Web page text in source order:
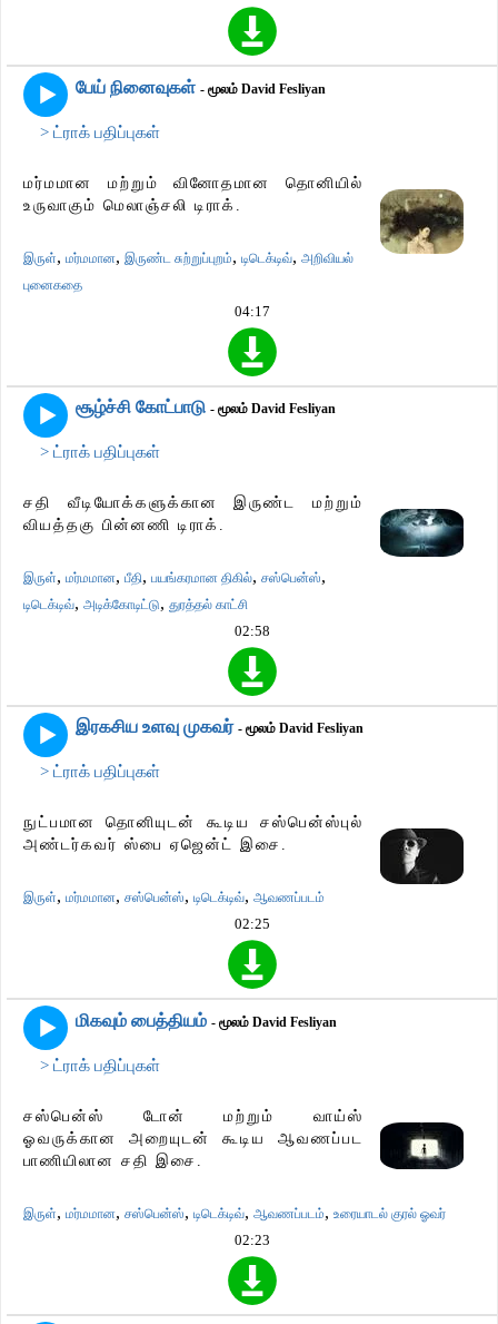
பேய் நினைவுகள் - மூலம் David Fesliyan
> ட்ராக் பதிப்புகள்
மர்மமான மற்றும் வினோதமான தொனியில்
உருவாகும் மெலாஞ்சலி டிராக்.
இருள், மர்மமான, இருண்ட சுற்றுப்புறம், டிடெக்டிவ், அறிவியல்
புனைகதை
04:17
சூழ்ச்சி கோட்பாடு - மூலம் David Fesliyan
> ட்ராக் பதிப்புகள்
சதி வீடியோக்களுக்கான இருண்ட மற்றும்
வியத்தகு பின்னணி டிராக்.
இருள், மர்மமான, பீதி, பயங்கரமான திகில், சஸ்பென்ஸ்,
டிடெக்டிவ், அடிக்கோடிட்டு, துரத்தல் காட்சி
02:58
இரகசிய உளவு முகவர் - மூலம் David Fesliyan
> ட்ராக் பதிப்புகள்
நுட்பமான தொனியுடன் கூடிய சஸ்பென்ஸ்புல்
அண்டர்கவர் ஸ்பை ஏஜென்ட் இசை.
இருள், மர்மமான, சஸ்பென்ஸ், டிடெக்டிவ், ஆவணப்படம்
02:25
மிகவும் பைத்தியம் - மூலம் David Fesliyan
> ட்ராக் பதிப்புகள்
சஸ்பென்ஸ் டோன் மற்றும் வாய்ஸ்
ஓவருக்கான அறையுடன் கூடிய ஆவணப்பட
பாணியிலான சதி இசை.
இருள், மர்மமான, சஸ்பென்ஸ், டிடெக்டிவ், ஆவணப்படம், உரையாடல் குரல் ஓவர்
02:23